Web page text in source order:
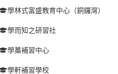
學林式富盛教育中心（銅鑼灣）
學而知之研習社
學藁補習中心
學軒補習學校